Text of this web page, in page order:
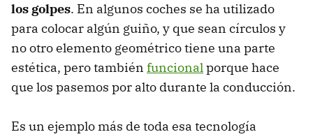
los golpes. En algunos coches se ha utilizado
para colocar algún guiño, y que sean círculos y
no otro elemento geométrico tiene una parte
estética, pero también funcionalporque hace
que los pasemos por alto durante la conducción.
Es un ejemplo más de toda esa tecnología